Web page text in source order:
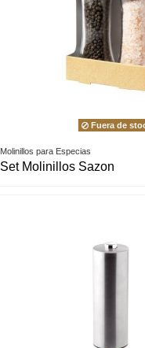
Fuera de
Molinillos para Especias
Set Molinillos Sazon